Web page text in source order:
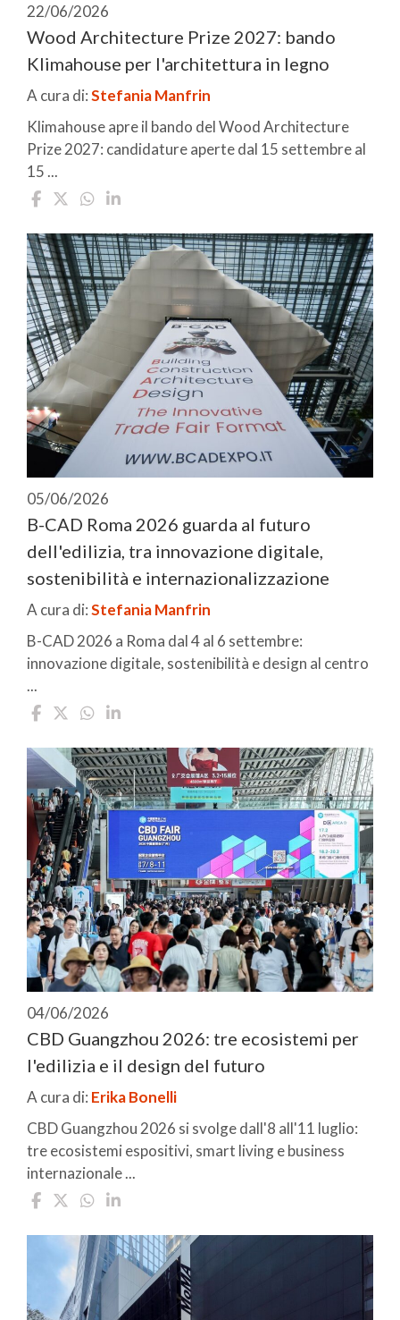
22/06/2026
Wood Architecture Prize 2027: bando
Klimahouse per l'architettura in legno
A cura di:Stefania Manfrin
Klimahouse apre il bando del Wood Architecture
Prize 2027: candidature aperte dal 15 settembre al
15 ...
05/06/2026
B-CAD Roma 2026 guarda al futuro
dell'edilizia, tra innovazione digitale,
sostenibilità e internazionalizzazione
A cura di:Stefania Manfrin
B-CAD 2026 a Roma dal 4 al 6 settembre:
innovazione digitale, sostenibilità e design al centro
...
04/06/2026
CBD Guangzhou 2026: tre ecosistemi per
l'edilizia e il design del futuro
A cura di: Erika Bonelli
CBD Guangzhou 2026 si svolge dall'8 all'11 luglio:
tre ecosistemi espositivi, smart living e business
internazionale ...